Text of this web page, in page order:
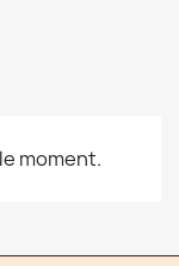
moment.